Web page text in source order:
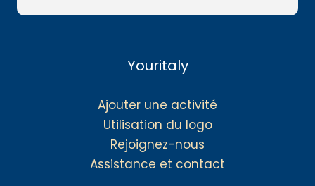
Youritaly
Ajouter une activité
Utilisation du logo
Rejoignez-nous
Assistance et contact